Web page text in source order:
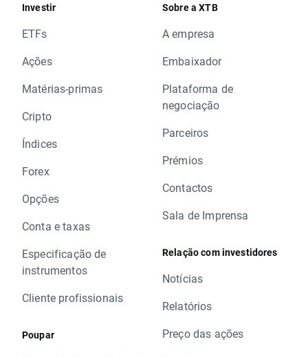
Investir
ETFs
Ações
Matérias-primas
Cripto
Índices
Forex
Opções
Conta e taxas
Especificação de
instrumentos
Cliente profissionais
Poupar
Sobre a XTB
A empresa
Embaixador
Plataforma de
negociação
Parceiros
Prémios
Contactos
Sala de Imprensa
Relação com investidores
Notícias
Relatórios
Preço das ações